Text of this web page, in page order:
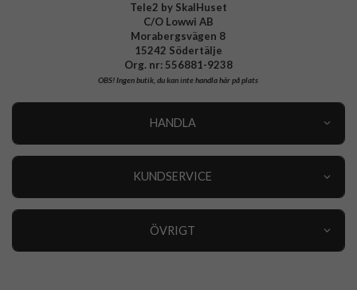
Tele2 by SkalHuset
C/O Lowwi AB
Morabergsvägen 8
15242 Södertälje
Org. nr: 556881-9238
OBS!Ingen butik, du kan inte handla här på plats
HANDLA
KUNDSERVICE
ÖVRIGT